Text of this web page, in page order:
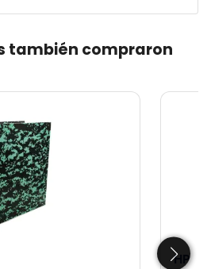
también compraron
HP